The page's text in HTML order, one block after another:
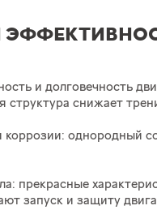
и долговечность
структура снижает
однородный
прекрасные
запуск и защиту